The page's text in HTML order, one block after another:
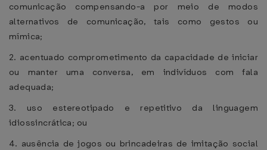
comunicação compensando-a por meio de modos
alternativos de comunicação, tais como gestos ou
mímica;
2. acentuado comprometimento da capacidade de iniciar
ou manter uma conversa, em indivíduos com fala
adequada;
3. uso estereotipado e repetitivo da linguagem
idiossincrática; ou
4. ausência de jogos ou brincadeiras de imitação social